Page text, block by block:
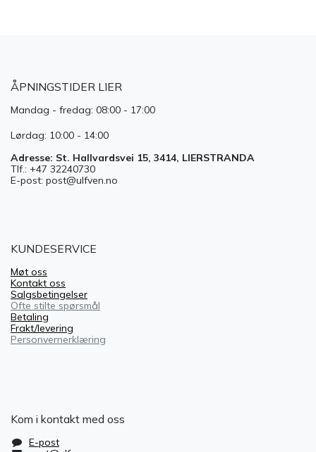
ÅPNINGSTIDER LIER
Mandag - fredag: 08:00 - 17:00
Lørdag: 10:00 - 14:00
Adresse: St. Hallvardsvei 15, 3414, LIERSTRANDA
Tlf.: +47 32240730
E-post: post@ulfven.no
KUNDESERVICE
Møt oss
Kontakt oss
Salgsbetingelser
Ofte stilte spørsmål
Betaling
Frakt/levering
Personvernerklæring
Kom i kontakt med oss
E-post